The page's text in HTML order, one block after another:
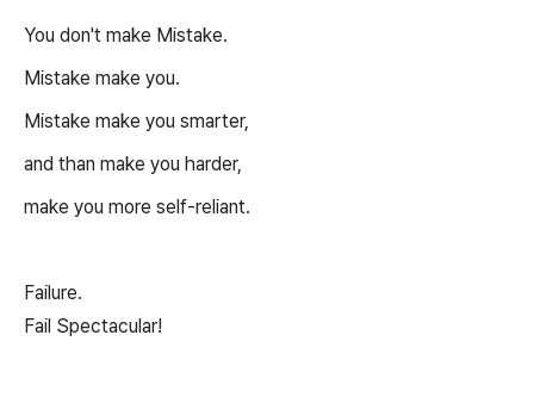
You don't make Mistake.
Mistake make you.
Mistake make you smarter,
and than make you harder,
make you more self-reliant.
Failure.
Fail Spectacular!